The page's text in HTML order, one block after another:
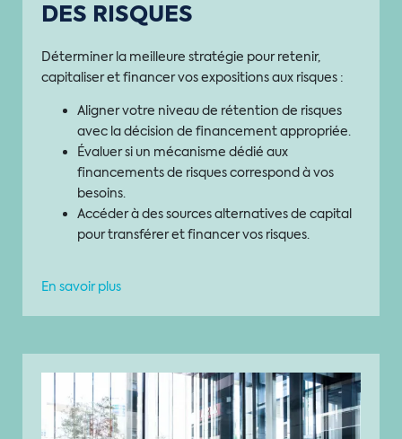
DES RISQUES
Déterminer la meilleure stratégie pour retenir,
capitaliser et financer vos expositions aux risques :
Aligner votre niveau de rétention de risques
avec la décision de financement appropriée.
Évaluer si un mécanisme dédié aux
financements de risques correspond à vos
besoins.
Accéder à des sources alternatives de capital
pour transférer et financer vos risques.
En savoir plus